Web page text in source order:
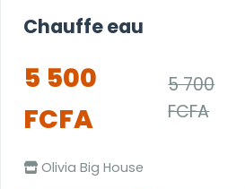
Chauffe eau
5 500
FCFA
5 700
FCFA
Olivia Big House